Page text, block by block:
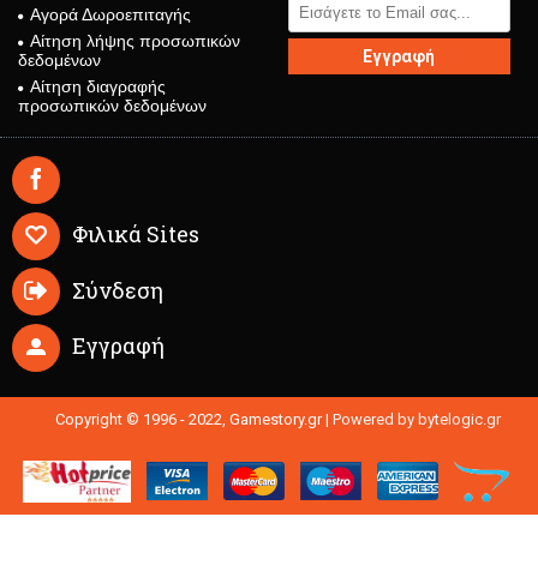
Αγορά Δωροεπιταγής
Αίτηση λήψης προσωπικών
δεδομένων
Αίτηση διαγραφής
προσωπικών δεδομένων
Εγγραφή
Φιλικά Sites
Σύνδεση
Εγγραφή
Copyright © 1996 - 2022, Gamestory.gr | Powered by bytelogic.gr